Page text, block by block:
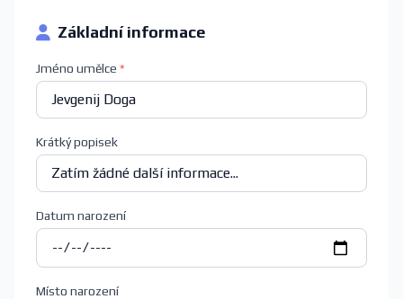
Základní informace
Jméno umělce *
Krátký popisek
Datum narození
Místo narození